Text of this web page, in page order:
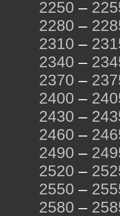
2250 –
2280 –
2310 –
2340 –
2370 –
2400 –
2430 –
2460 –
2490 –
2520 –
2550 –
2580 –